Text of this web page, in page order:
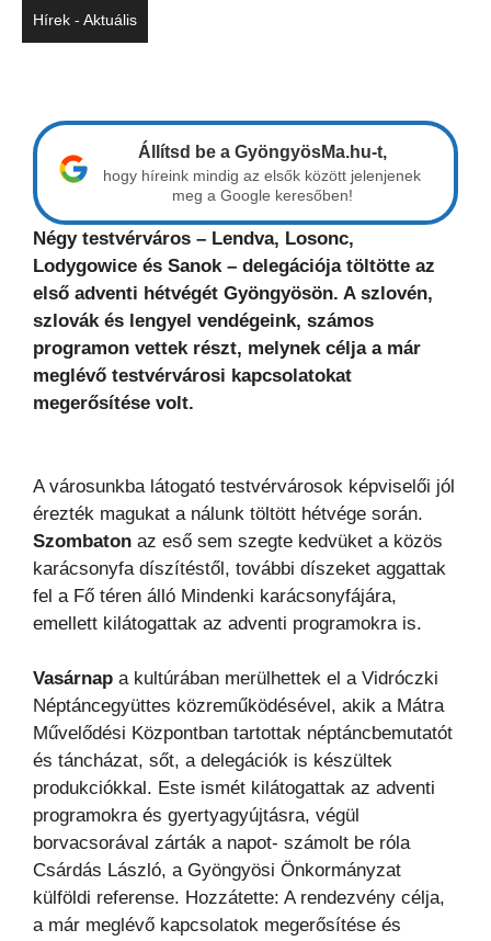
Hírek - Aktuális
Állítsd be a GyöngyösMa.hu-t,
hogy híreink mindig az elsők között jelenjenek
meg a Google keresőben!
Négy testvérváros – Lendva, Losonc,
Lodygowice és Sanok – delegációja töltötte az
első adventi hétvégét Gyöngyösön. A szlovén,
szlovák és lengyel vendégeink, számos
programon vettek részt, melynek célja a már
meglévő testvérvárosi kapcsolatokat
megerősítése volt.
A városunkba látogató testvérvárosok képviselői jól
érezték magukat a nálunk töltött hétvége során.
Szombaton az eső sem szegte kedvüket a közös
karácsonyfa díszítéstől, további díszeket aggattak
fel a Fő téren álló Mindenki karácsonyfájára,
emellett kilátogattak az adventi programokra is.
Vasárnap a kultúrában merülhettek el a Vidróczki
Néptáncegyüttes közreműködésével, akik a Mátra
Művelődési Központban tartottak néptáncbemutatót
és táncházat, sőt, a delegációk is készültek
produkciókkal. Este ismét kilátogattak az adventi
programokra és gyertyagyújtásra, végül
borvacsorával zárták a napot- számolt be róla
Csárdás László, a Gyöngyösi Önkormányzat
külföldi referense. Hozzátette: A rendezvény célja,
a már meglévő kapcsolatok megerősítése és